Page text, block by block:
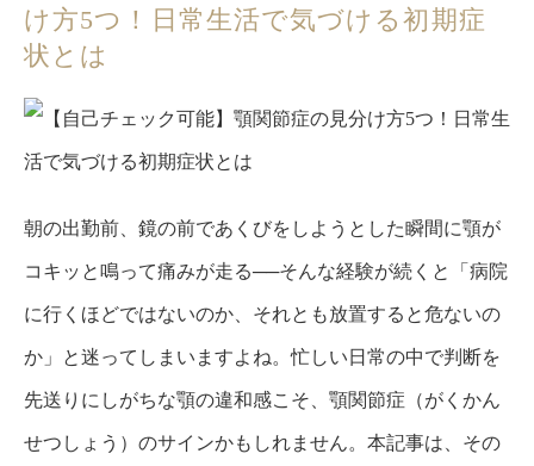
け方5つ！日常生活で気づける初期症
状とは
朝の出勤前、鏡の前であくびをしようとした瞬間に顎が
コキッと鳴って痛みが走る──そんな経験が続くと「病院
に行くほどではないのか、それとも放置すると危ないの
か」と迷ってしまいますよね。忙しい日常の中で判断を
先送りにしがちな顎の違和感こそ、顎関節症（がくかん
せつしょう）のサインかもしれません。本記事は、その